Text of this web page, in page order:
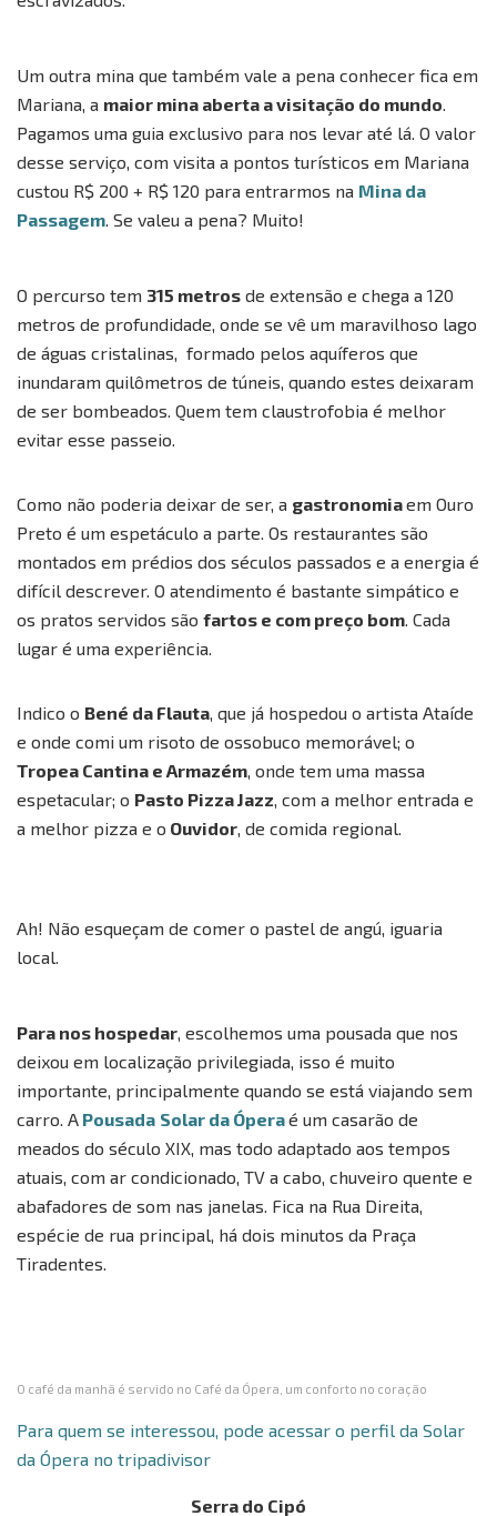
Um outra mina que também vale a pena conhecer fica em
Mariana, a maior mina aberta a visitação do mundo
Pagamos uma guia exclusivo para nos levar até lá. O valor
desse serviço, com visita a pontos turísticos em Mariana
custou R$ 200 + R$ 120 para entrarmos na Mina da
Passagem . Se valeu a pena? Muito!
O percurso tem 315 metros de extensão e chega a 120
metros de profundidade, onde se vê um maravilhoso lago
de águas cristalinas, formado pelos aquíferos que
inundaram quilômetros de túneis, quando estes deixaram
de ser bombeados. Quem tem claustrofobia é melhor
evitar esse passeio.
Como não poderia deixar de ser, a gastronomiaem Ouro
Preto é um espetáculo a parte. Os restaurantes são
montados em prédios dos séculos passados e a energia é
difícil descrever. O atendimento é bastante simpático e
os pratos servidos são fartos e com preço bom . Cada
lugar é uma experiência.
Indico o Bené da Flauta , que já hospedou o artista Ataíde
e onde comi um risoto de ossobuco memorável; o
Tropea Cantina e Armazém , onde tem uma massa
espetacular; o Pasto Pizza Jazz , com a melhor entrada e
a melhor pizza e o Ouvidor , de comida regional.
Ah! Não esqueçam de comer o pastel de angú, iguaria
local.
Para nos hospedar , escolhemos uma pousada que nos
deixou em localização privilegiada, isso é muito
importante, principalmente quando se está viajando sem
carro. A Pousada Solar da Óperaé um casarão de
meados do século XIX, mas todo adaptado aos tempos
atuais, com ar condicionado, TV a cabo, chuveiro quente e
abafadores de som nas janelas. Fica na Rua Direita,
espécie de rua principal, há dois minutos da Praça
Tiradentes.
O café da manhã é servido no Café da Ópera, um conforto no coração
Para quem se interessou, pode acessar o perfil da Solar
da Ópera no tripadivisor
Serra do Cipó